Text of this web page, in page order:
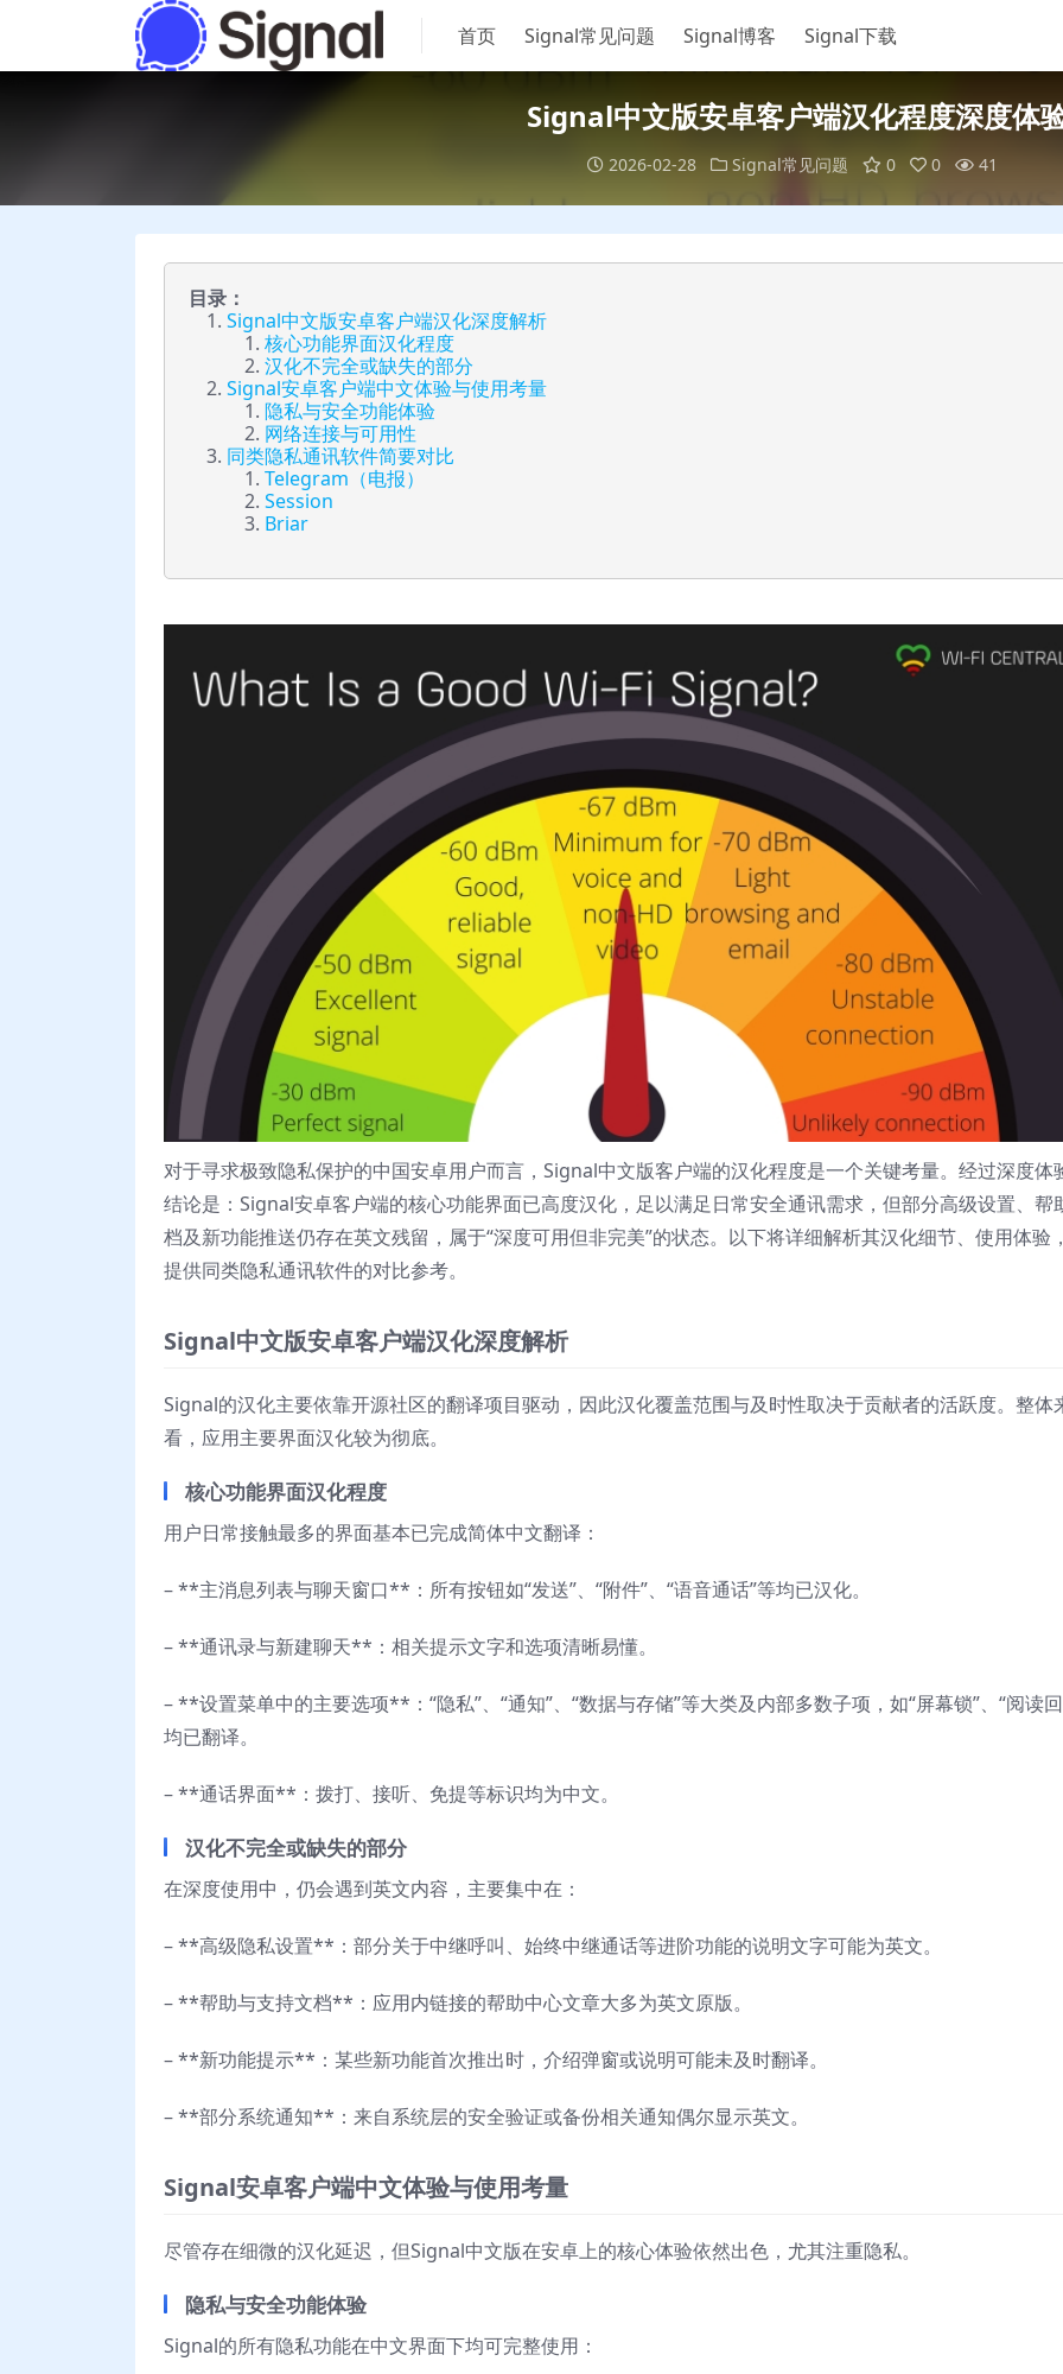
首页 Signal常见问题 Signal博客 Signal下载
Signal中文版安卓客户端汉化程度深度体
2026-02-28 Signal常见问题 0 0 41
目录：
Signal中文版安卓客户端汉化深度解析
核心功能界面汉化程度
汉化不完全或缺失的部分
Signal安卓客户端中文体验与使用考量
隐私与安全功能体验
网络连接与可用性
同类隐私通讯软件简要对比
Telegram（电报）
Session
Briar
对于寻求极致隐私保护的中国安卓用户而言，Signal中文版客户端的汉化程度是一个关键考量。经过深度体
结论是：Signal安卓客户端的核心功能界面已高度汉化，足以满足日常安全通讯需求，但部分高级设置、帮
档及新功能推送仍存在英文残留，属于“深度可用但非完美”的状态。以下将详细解析其汉化细节、使用体验
提供同类隐私通讯软件的对比参考。
Signal中文版安卓客户端汉化深度解析
Signal的汉化主要依靠开源社区的翻译项目驱动，因此汉化覆盖范围与及时性取决于贡献者的活跃度。整体
看，应用主要界面汉化较为彻底。
核心功能界面汉化程度
用户日常接触最多的界面基本已完成简体中文翻译：
– **主消息列表与聊天窗口**：所有按钮如“发送”、“附件”、“语音通话”等均已汉化。
– **通讯录与新建聊天**：相关提示文字和选项清晰易懂。
– **设置菜单中的主要选项**：“隐私”、“通知”、“数据与存储”等大类及内部多数子项，如“屏幕锁”、“阅读
均已翻译。
– **通话界面**：拨打、接听、免提等标识均为中文。
汉化不完全或缺失的部分
在深度使用中，仍会遇到英文内容，主要集中在：
– **高级隐私设置**：部分关于中继呼叫、始终中继通话等进阶功能的说明文字可能为英文。
– **帮助与支持文档**：应用内链接的帮助中心文章大多为英文原版。
– **新功能提示**：某些新功能首次推出时，介绍弹窗或说明可能未及时翻译。
– **部分系统通知**：来自系统层的安全验证或备份相关通知偶尔显示英文。
Signal安卓客户端中文体验与使用考量
尽管存在细微的汉化延迟，但Signal中文版在安卓上的核心体验依然出色，尤其注重隐私。
隐私与安全功能体验
Signal的所有隐私功能在中文界面下均可完整使用：